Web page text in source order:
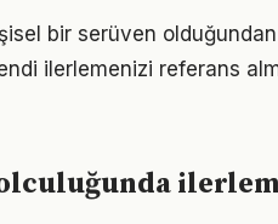
bir serüven olduğundan
ilerlemenizi referans